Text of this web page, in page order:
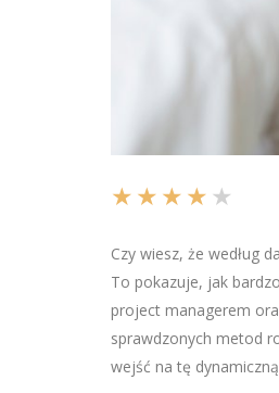
Czy wiesz, że według
To pokazuje, jak
project managerem
sprawdzonych metod
wejść na tę